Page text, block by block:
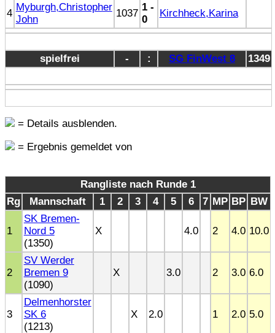
4
Myburgh,Christopher
John
1037
1 -
0
Kirchheck,Karina
spielfrei - : SG FinWest 8 1349
= Details ausblenden.
= Ergebnis gemeldet von
Rangliste nach Runde 1
Rg
Mannschaft 1 2 3 4 5 6 7 MP BP BW
1
SK Bremen-
Nord 5
(1350)
X 4.0 2 4.0 10.0
2
SV Werder
Bremen 9
(1090)
X 3.0 2 3.0 6.0
3
Delmenhorster
SK 6
(1213)
X 2.0 1 2.0 5.0